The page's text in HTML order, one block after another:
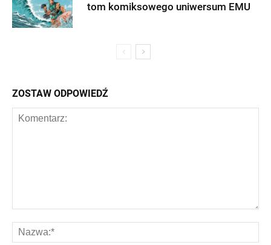
tom komiksowego uniwersum EMU
ZOSTAW ODPOWIEDŹ